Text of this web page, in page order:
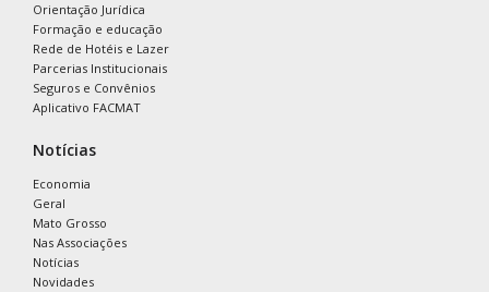
Orientação Jurídica
Formação e educação
Rede de Hotéis e Lazer
Parcerias Institucionais
Seguros e Convênios
Aplicativo FACMAT
Notícias
Economia
Geral
Mato Grosso
Nas Associações
Notícias
Novidades